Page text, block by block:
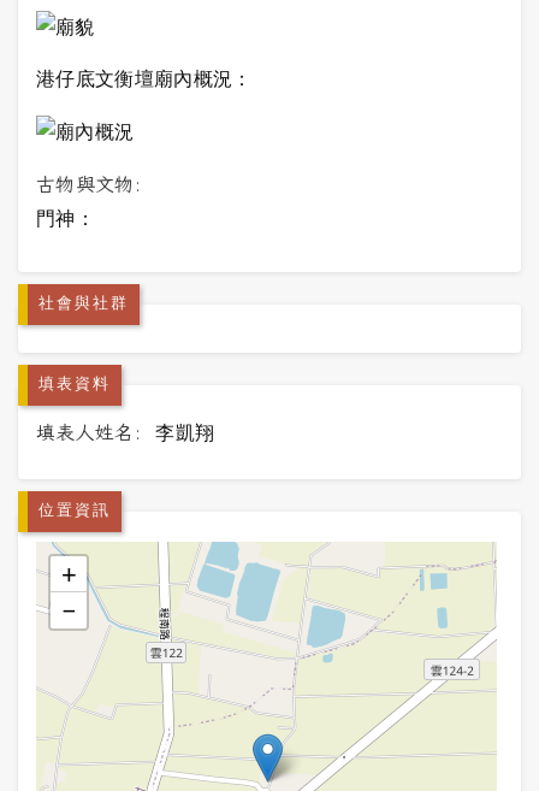
港仔底文衡壇廟內概況：
古物與文物:
門神：
社會與社群
填表資料
填表人姓名: 李凱翔
位置資訊
+
−